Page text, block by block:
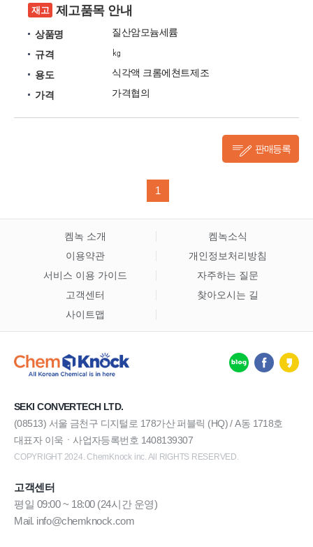
재고 제고품목 안내
상품명
질산암모늄세륨
규격
㎏
용도
식각액 크롬에쳔트제조
가격
가격협의
판매등록
1
켐녹 소개
켐녹소식
이용약관
개인정보처리방침
서비스 이용 가이드
자주하는 질문
고객센터
찾아오시는 길
사이트맵
SEKI CONVERTECH LTD.
(08513) 서울 금천구 디지털로 178가산 퍼블릭 (HQ) / A동 1718호
대표자 이욱ㆍ사업자등록번호 1408139307
COPYRIGHT 2024. ChemKnock inc. All RIGHTS RESERVED.
고객센터
평일 09:00 ~ 18:00 (24시간 운영)
Mail. info@chemknock.com